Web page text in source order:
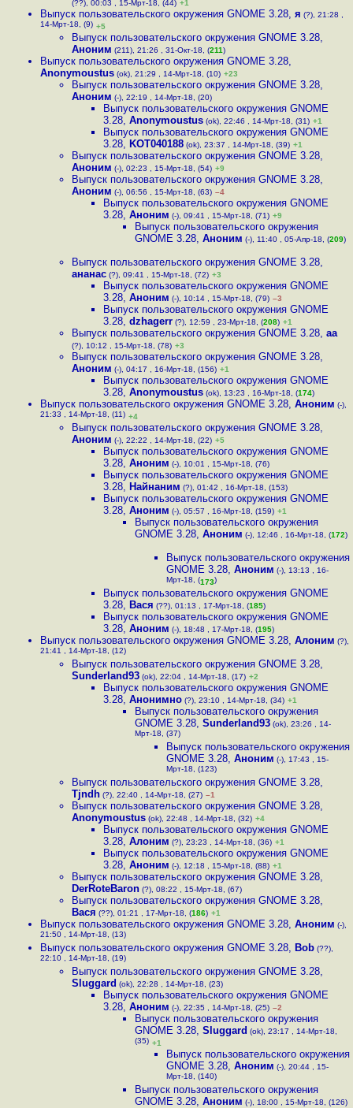
(??), 00:03 , 15-Мрт-18, (44) +1
Выпуск пользовательского окружения GNOME 3.28, я (?), 21:28 ,
14-Мрт-18, (9) +5
Выпуск пользовательского окружения GNOME 3.28,
Аноним (211), 21:26 , 31-Окт-18, (211)
Выпуск пользовательского окружения GNOME 3.28,
Anonymoustus (ok), 21:29 , 14-Мрт-18, (10) +23
Выпуск пользовательского окружения GNOME 3.28,
Аноним (-), 22:19 , 14-Мрт-18, (20)
Выпуск пользовательского окружения GNOME
3.28, Anonymoustus (ok), 22:46 , 14-Мрт-18, (31) +1
Выпуск пользовательского окружения GNOME
3.28, KOT040188 (ok), 23:37 , 14-Мрт-18, (39) +1
Выпуск пользовательского окружения GNOME 3.28,
Аноним (-), 02:23 , 15-Мрт-18, (54) +9
Выпуск пользовательского окружения GNOME 3.28,
Аноним (-), 06:56 , 15-Мрт-18, (63) –4
Выпуск пользовательского окружения GNOME
3.28, Аноним (-), 09:41 , 15-Мрт-18, (71) +9
Выпуск пользовательского окружения
GNOME 3.28, Аноним (-), 11:40 , 05-Апр-18, (209)
Выпуск пользовательского окружения GNOME 3.28,
ананас (?), 09:41 , 15-Мрт-18, (72) +3
Выпуск пользовательского окружения GNOME
3.28, Аноним (-), 10:14 , 15-Мрт-18, (79) –3
Выпуск пользовательского окружения GNOME
3.28, dzhagerr (?), 12:59 , 23-Мрт-18, (208) +1
Выпуск пользовательского окружения GNOME 3.28, aa
(?), 10:12 , 15-Мрт-18, (78) +3
Выпуск пользовательского окружения GNOME 3.28,
Аноним (-), 04:17 , 16-Мрт-18, (156) +1
Выпуск пользовательского окружения GNOME
3.28, Anonymoustus (ok), 13:23 , 16-Мрт-18, (174)
Выпуск пользовательского окружения GNOME 3.28, Аноним (-),
21:33 , 14-Мрт-18, (11) +4
Выпуск пользовательского окружения GNOME 3.28,
Аноним (-), 22:22 , 14-Мрт-18, (22) +5
Выпуск пользовательского окружения GNOME
3.28, Аноним (-), 10:01 , 15-Мрт-18, (76)
Выпуск пользовательского окружения GNOME
3.28, Найнаним (?), 01:42 , 16-Мрт-18, (153)
Выпуск пользовательского окружения GNOME
3.28, Аноним (-), 05:57 , 16-Мрт-18, (159) +1
Выпуск пользовательского окружения
GNOME 3.28, Аноним (-), 12:46 , 16-Мрт-18, (172)
Выпуск пользовательского окружения
GNOME 3.28, Аноним (-), 13:13 , 16-
Мрт-18, (173)
Выпуск пользовательского окружения GNOME
3.28, Вася (??), 01:13 , 17-Мрт-18, (185)
Выпуск пользовательского окружения GNOME
3.28, Аноним (-), 18:48 , 17-Мрт-18, (195)
Выпуск пользовательского окружения GNOME 3.28, Алоним (?),
21:41 , 14-Мрт-18, (12)
Выпуск пользовательского окружения GNOME 3.28,
Sunderland93 (ok), 22:04 , 14-Мрт-18, (17) +2
Выпуск пользовательского окружения GNOME
3.28, Анонимно (?), 23:10 , 14-Мрт-18, (34) +1
Выпуск пользовательского окружения
GNOME 3.28, Sunderland93 (ok), 23:26 , 14-
Мрт-18, (37)
Выпуск пользовательского окружения
GNOME 3.28, Аноним (-), 17:43 , 15-
Мрт-18, (123)
Выпуск пользовательского окружения GNOME 3.28,
Tjndh (?), 22:40 , 14-Мрт-18, (27) –1
Выпуск пользовательского окружения GNOME 3.28,
Anonymoustus (ok), 22:48 , 14-Мрт-18, (32) +4
Выпуск пользовательского окружения GNOME
3.28, Алоним (?), 23:23 , 14-Мрт-18, (36) +1
Выпуск пользовательского окружения GNOME
3.28, Аноним (-), 12:18 , 15-Мрт-18, (88) +1
Выпуск пользовательского окружения GNOME 3.28,
DerRoteBaron (?), 08:22 , 15-Мрт-18, (67)
Выпуск пользовательского окружения GNOME 3.28,
Вася (??), 01:21 , 17-Мрт-18, (186) +1
Выпуск пользовательского окружения GNOME 3.28, Аноним (-),
21:50 , 14-Мрт-18, (13)
Выпуск пользовательского окружения GNOME 3.28, Bob (??),
22:10 , 14-Мрт-18, (19)
Выпуск пользовательского окружения GNOME 3.28,
Sluggard (ok), 22:28 , 14-Мрт-18, (23)
Выпуск пользовательского окружения GNOME
3.28, Аноним (-), 22:35 , 14-Мрт-18, (25) –2
Выпуск пользовательского окружения
GNOME 3.28, Sluggard (ok), 23:17 , 14-Мрт-18,
(35) +1
Выпуск пользовательского окружения
GNOME 3.28, Аноним (-), 20:44 , 15-
Мрт-18, (140)
Выпуск пользовательского окружения
GNOME 3.28, Аноним (-), 18:00 , 15-Мрт-18, (126)